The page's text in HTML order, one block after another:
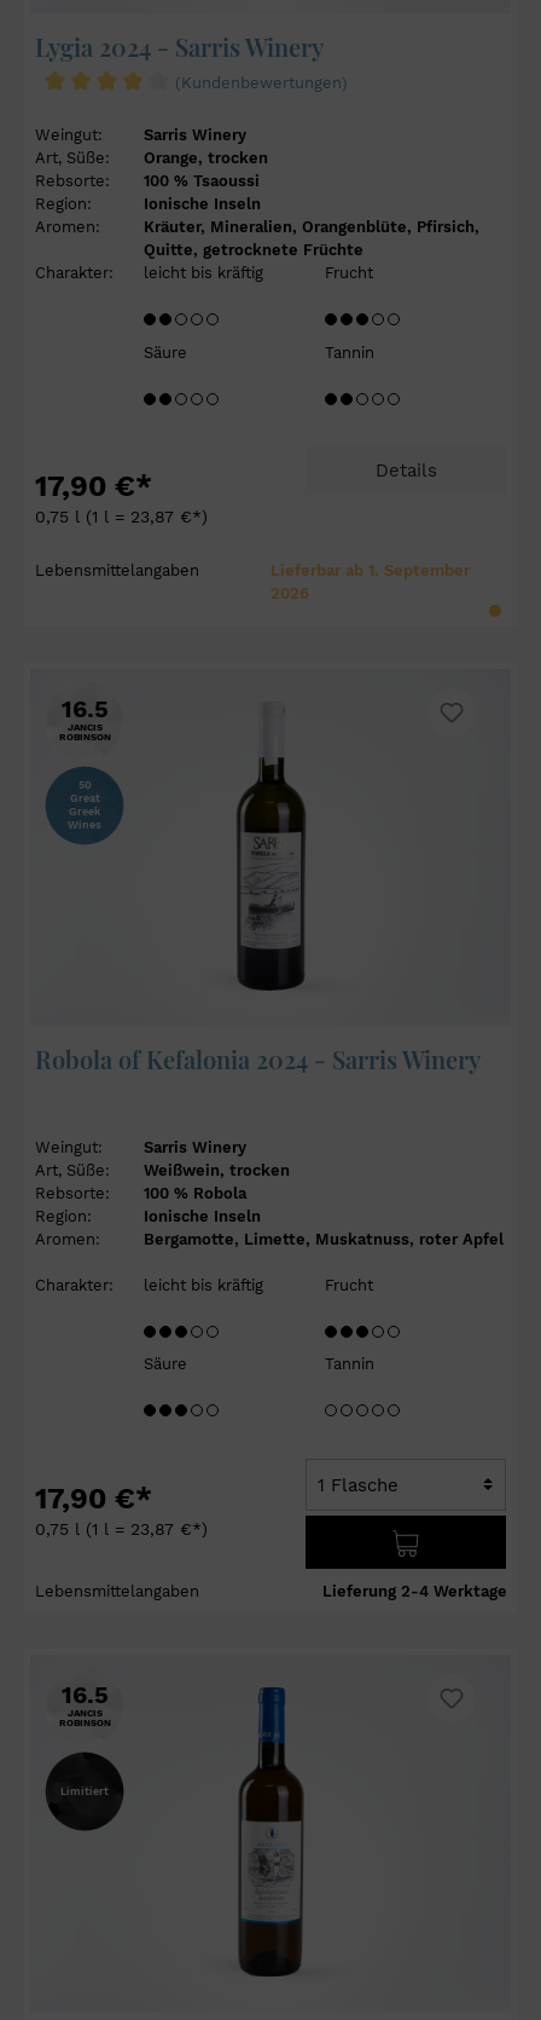
Lygia 2024 - Sarris Winery
(Kundenbewertungen)
Weingut:
Sarris Winery
Art, Süße:
Orange, trocken
Rebsorte:
100 % Tsaoussi
Region:
Ionische Inseln
Aromen:
Kräuter, Mineralien, Orangenblüte, Pfirsich,
Quitte, getrocknete Früchte
Charakter:
leicht bis kräftig Frucht
Säure Tannin
17,90 €*
0,75 l (1 l = 23,87 €*)
Details
Lebensmittelangaben
Lieferbar ab 1. September
2026
16.5
JANCIS
ROBINSON
50
Great
Greek
Wines
Robola of Kefalonia 2024 - Sarris Winery
Weingut:
Sarris Winery
Art, Süße:
Weißwein, trocken
Rebsorte:
100 % Robola
Region:
Ionische Inseln
Aromen:
Bergamotte, Limette, Muskatnuss, roter Apfel
Charakter: leicht bis kräftig Frucht
Säure Tannin
17,90 €*
0,75 l (1 l = 23,87 €*)
Lebensmittelangaben Lieferung 2-4 Werktage
16.5
JANCIS
ROBINSON
Limitiert